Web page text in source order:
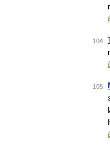
104
105